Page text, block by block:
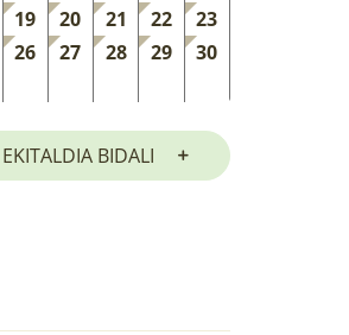
19 20 21 22
23
26 27 28 29
30
BIDALI